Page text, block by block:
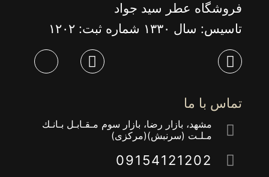
فروشگاه عطر سید جواد
تاسیس: سال ١٣٣٠ شماره ثبت: ١٢٠٢
تماس با ما
مشهد، بازار رضا، بازار سوم مـقـابـل بـانـك
مـلـت (سرنبش)(مركزى)
09154121202